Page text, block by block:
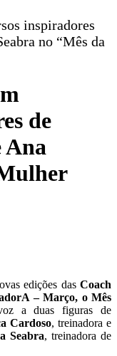
inspiradores
no “Mês da
de
Ana
edições das Coach
– Março, o Mês
a duas figuras de
Cardoso, treinadora e
Seabra, treinadora de